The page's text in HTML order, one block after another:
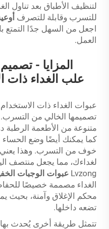
للتسرب وقابلة للتصرف
اجعل من السهل جدًا التمتع
العمل.
المزايا -
علب الغداء ذات
عبوات الغداء ذات
تصميمها الخالي من التسرب.
متنوعة من الأطعمة الرطبة
كما يمكنك أيضًا وضع
خوف من التسرب. وهذا يعني
لغداءك، مما يجعل منتصف
Lvzong عبوات الوجبات
الغداء مصممة خصيصًا
محكم الإغلاق وآمنة، بحيث
تضعه داخلها.
تتمثل طريقة أخرى يُحدث